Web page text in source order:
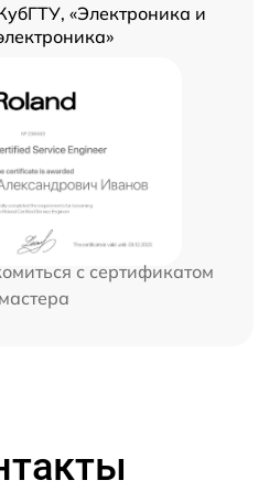
«Электроника и
с сертификатом
мастера